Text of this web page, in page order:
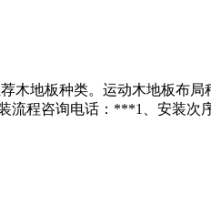
地板种类。运动木地板布局
流程咨询电话：***1、安装次